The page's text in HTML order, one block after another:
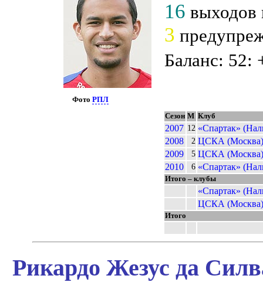
Фото РПЛ
16 выходов
3
Баланс: 52:
Сезон М Клуб
2007 12 «Спартак»
2008
2 ЦСКА (Москва)
2009
5 ЦСКА (Москва)
2010
6 «Спартак»
Итого – клубы
«Спартак»
ЦСКА (Москва)
Итого
Рикардо Жезус да